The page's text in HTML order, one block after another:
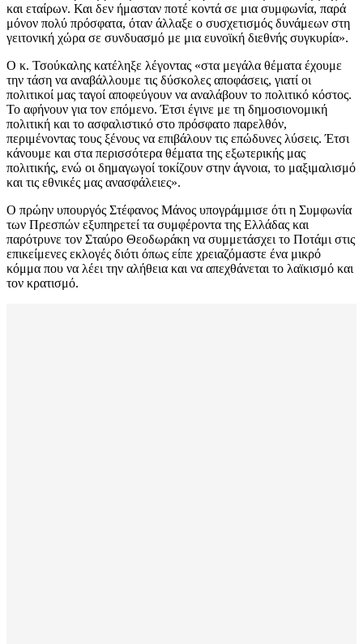
και εταίρων. Και δεν ήμασταν ποτέ κοντά σε μια συμφωνία, παρά
μόνον πολύ πρόσφατα, όταν άλλαξε ο συσχετισμός δυνάμεων στη
γειτονική χώρα σε συνδυασμό με μια ευνοϊκή διεθνής συγκυρία».
Ο κ. Τσούκαλης κατέληξε λέγοντας «στα μεγάλα θέματα έχουμε
την τάση να αναβάλλουμε τις δύσκολες αποφάσεις, γιατί οι
πολιτικοί μας ταγοί αποφεύγουν να αναλάβουν το πολιτικό κόστος.
Το αφήνουν για τον επόμενο. Έτσι έγινε με τη δημοσιονομική
πολιτική και το ασφαλιστικό στο πρόσφατο παρελθόν,
περιμένοντας τους ξένους να επιβάλουν τις επώδυνες λύσεις. Έτσι
κάνουμε και στα περισσότερα θέματα της εξωτερικής μας
πολιτικής, ενώ οι δημαγωγοί τοκίζουν στην άγνοια, το μαξιμαλισμό
και τις εθνικές μας ανασφάλειες».
Ο πρώην υπουργός Στέφανος Μάνος υπογράμμισε ότι η Συμφωνία
των Πρεσπών εξυπηρετεί τα συμφέροντα της Ελλάδας και
παρότρυνε τον Σταύρο Θεοδωράκη να συμμετάσχει το Ποτάμι στις
επικείμενες εκλογές διότι όπως είπε χρειαζόμαστε ένα μικρό
κόμμα που να λέει την αλήθεια και να απεχθάνεται το λαϊκισμό και
τον κρατισμό.